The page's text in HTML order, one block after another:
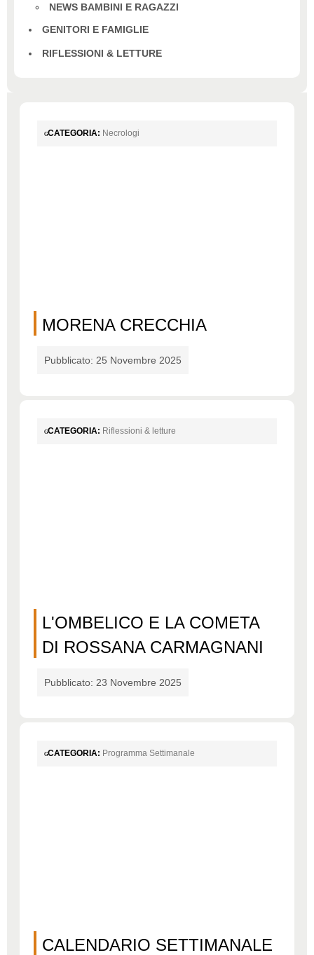
NEWS BAMBINI E RAGAZZI
GENITORI E FAMIGLIE
RIFLESSIONI & LETTURE
CATEGORIA: Necrologi
MORENA CRECCHIA
Pubblicato: 25 Novembre 2025
CATEGORIA: Riflessioni & letture
L'OMBELICO E LA COMETA
DI ROSSANA CARMAGNANI
Pubblicato: 23 Novembre 2025
CATEGORIA: Programma Settimanale
CALENDARIO SETTIMANALE